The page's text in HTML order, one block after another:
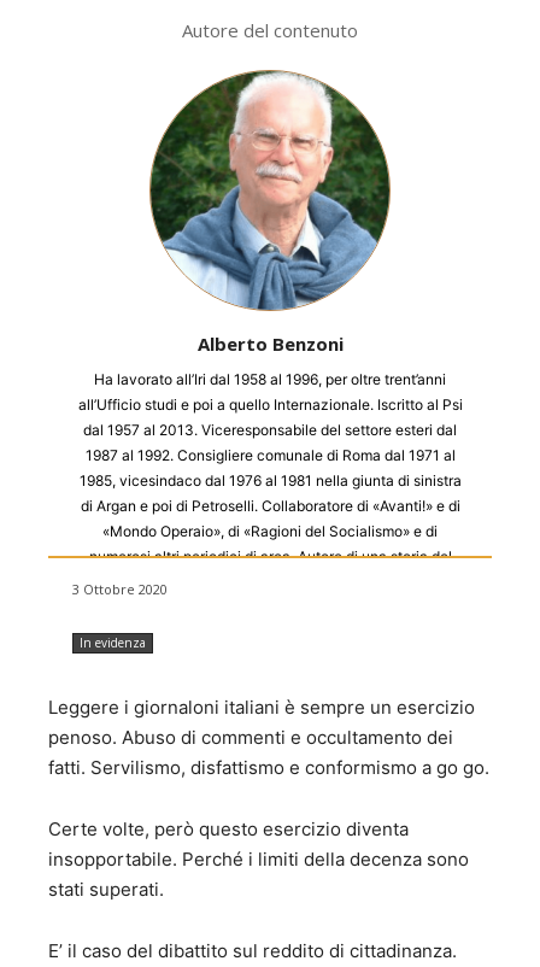
Autore del contenuto
Alberto Benzoni
Ha lavorato all’Iri dal 1958 al 1996, per oltre trent’anni
all’Ufficio studi e poi a quello Internazionale. Iscritto al Psi
dal 1957 al 2013. Viceresponsabile del settore esteri dal
1987 al 1992. Consigliere comunale di Roma dal 1971 al
1985, vicesindaco dal 1976 al 1981 nella giunta di sinistra
di Argan e poi di Petroselli. Collaboratore di «Avanti!» e di
«Mondo Operaio», di «Ragioni del Socialismo» e di
numerosi altri periodici di area. Autore di una storia del
Partito socialista e, assieme ad altri, di La dimensione
scritto anche Il craxismo (Roma 1991) e, assieme a Luca
Cefisi, Il pacifismo (Roma 1995). Autore infine, assieme alla
(Venezia 1999), di Le vie dell’Italia (Milano 2009) e, infine,
di La storia con i se (Venezia 2013).
3 Ottobre 2020
In evidenza
Leggere i giornaloni italiani è sempre un esercizio
penoso. Abuso di commenti e occultamento dei
fatti. Servilismo, disfattismo e conformismo a go go.
Certe volte, però questo esercizio diventa
insopportabile. Perché i limiti della decenza sono
stati superati.
E’ il caso del dibattito sul reddito di cittadinanza.